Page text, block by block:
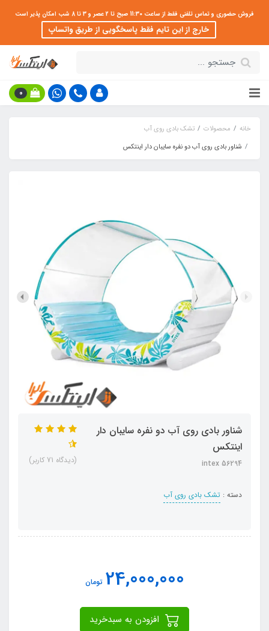
فروش حضوری و تماس تلفنی فقط از ساعت 11:30 صبح تا 2 عصر و 3 تا 8 شب امکان پذیر است
خارج از این تایم فقط پاسخگویی از طریق واتساپ
0
خانه محصولات
تشک بادی روی آب
شناور بادی روی آب دو نفره سایبان دار اینتکس
شناور بادی روی آب دو نفره سایبان دار
اینتکس
intex 56294
دسته : تشک بادی روی آب
(دیدگاه 71 کاربر)
24,000,000 تومان